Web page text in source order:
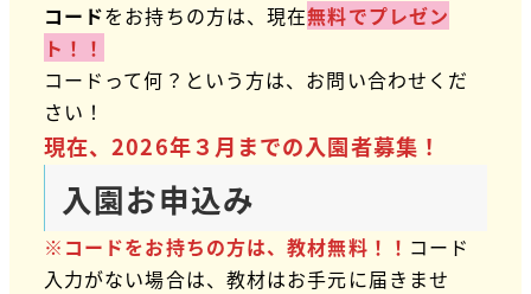
コードをお持ちの方は、現在無料でプレゼン
ト！！
コードって何？という方は、お問い合わせくだ
さい！
現在、2026年３月までの入園者募集！
入園お申込み
※コードをお持ちの方は、教材無料！！ コード
入力がない場合は、教材はお手元に届きませ